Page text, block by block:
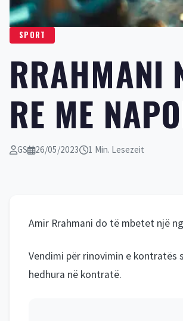
SPORT
RRAHMANI
RE ME
GS 26/05/2023 1 Min. Lesezeit
Amir Rrahmani do të mbetet një
Vendimi për rinovimin e
hedhura në kontratë.